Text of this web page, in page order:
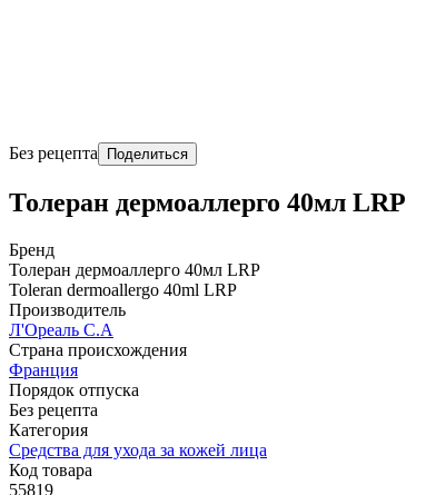
Без рецепта Поделиться
Толеран дермоаллерго 40мл LRP
Бренд
Толеран дермоаллерго 40мл LRP
Toleran dermoallergo 40ml LRP
Производитель
Л'Ореаль С.А
Страна происхождения
Франция
Порядок отпуска
Без рецепта
Категория
Средства для ухода за кожей лица
Код товара
55819